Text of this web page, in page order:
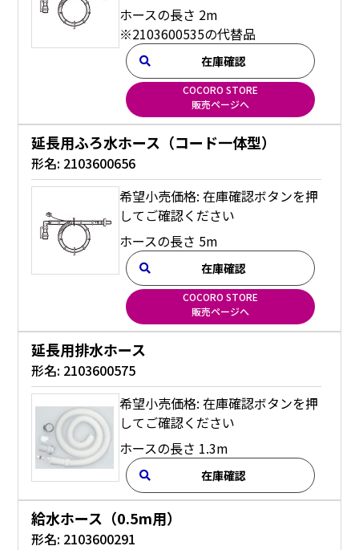
ホースの長さ 2m
※2103600535の代替品
在庫確認
COCORO STORE
販売ページへ
延長用ふろ水ホース（コード一体型）
形名: 2103600656
希望小売価格: 在庫確認ボタンを押
してご確認ください
ホースの長さ 5m
在庫確認
COCORO STORE
販売ページへ
延長用排水ホース
形名: 2103600575
希望小売価格: 在庫確認ボタンを押
してご確認ください
ホースの長さ 1.3m
在庫確認
給水ホース（0.5m用）
形名: 2103600291